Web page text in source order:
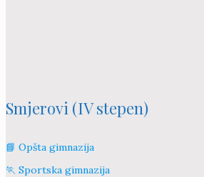
Smjerovi (IV stepen)
📘 Opšta gimnazija
🏃 Sportska gimnazija